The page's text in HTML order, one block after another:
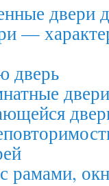
двери
—
дверь
двери
рамами,